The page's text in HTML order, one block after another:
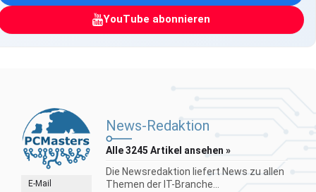
YouTube abonnieren
E-Mail
News-Redaktion
Alle 3245 Artikel ansehen »
Die Newsredaktion liefert News zu allen
Themen der IT-Branche...